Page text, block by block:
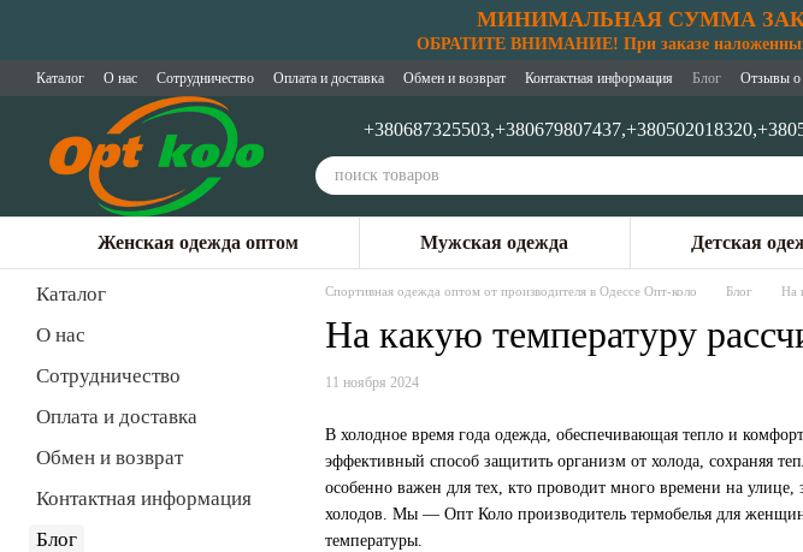
МИНИМАЛЬНАЯ СУММА
ОБРАТИТЕ ВНИМАНИЕ! При заказе наложенным
Каталог О нас Сотрудничество Оплата и доставка Обмен и возврат Контактная информация Блог Отзывы о
+380687325503,+380679807437,+380502018320,
Женская одежда оптом Мужская одежда Детская
Спортивная одежда оптом от производителя в Одессе Опт-коло Блог На
На какую температуру
11 ноября 2024
В холодное время года одежда, обеспечивающая тепло и
эффективный способ защитить организм от холода, сохраняя
особенно важен для тех, кто проводит много времени на
холодов. Мы — Опт Коло производитель термобелья для
температуры.
Каталог
О нас
Сотрудничество
Оплата и доставка
Обмен и возврат
Контактная информация
Блог